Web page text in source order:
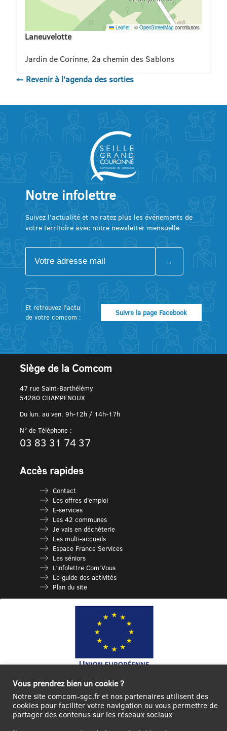
Leaflet | ©OpenStreetMap contributors
Laneuvelotte
Jardin de Corinne, 2a chemin des Sablons
← Revenir à l'agenda des sorties
Notre infolettre
Suivez l’actualité et ne ratez plus les événements de
votre territoire avec notre newsletter mensuelle
Et retrouvez l’actu
de votre comcom :
Suivre la page Facebook
Siège de la Comcom
47 rue Saint-Barthélémy
54280 CHAMPENOUX
Du lun. au ven. 9h-12h / 14h-17h
N° de Téléphone :
03 83 31 74 37
Accès rapides
Contact
Les offres d’emploi
E-services
Les 42 communes
Je vais en déchèterie
Les multi-accueils
Espace France Services
Les séniors
L’infolettre Com’Vous
Le guide des activités
Plan du site
Ce site internet a été cofinancé par l’Union européenne avec le Fonds
Européen de Développement Régional à hauteur de 12 572€
Créer un
Contact
Plan
Vous prendrez bien un cookie ?
Notre site comcom-sgc.fr et nos partenaires utilisent des
cookies pour faciliter votre navigation ou vous permettre de
partager des contenus sur les réseaux sociaux